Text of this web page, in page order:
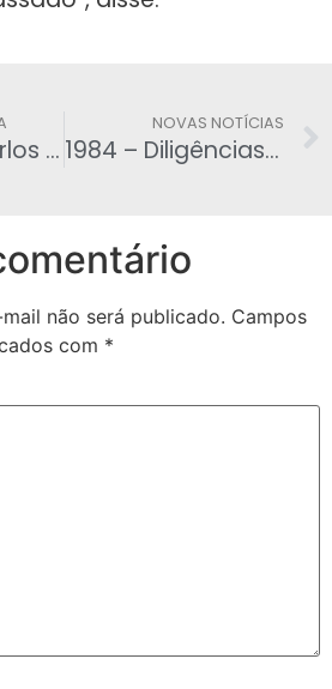
Guilherme Carlos Stegmann
NOVAS NOTÍCIAS
1984 – Diligências policiais nos Rios Mamoré e Guaporé
não será publicado. Campos
com *